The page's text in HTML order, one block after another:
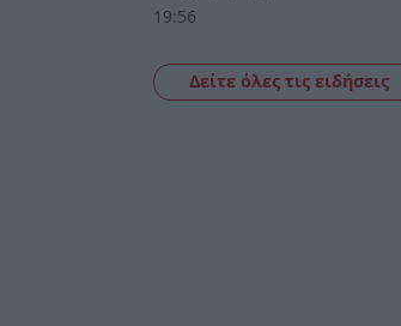
19:56
Δείτε όλες τις ειδήσεις